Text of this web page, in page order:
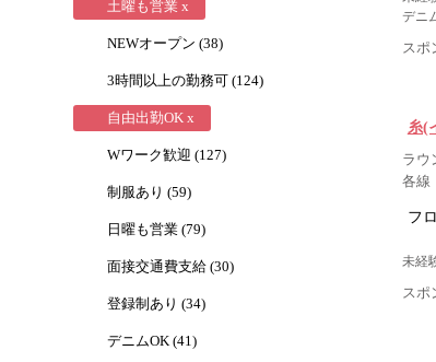
土曜も営業 x
NEWオープン (38)
3時間以上の勤務可 (124)
自由出勤OK x
Wワーク歓迎 (127)
制服あり (59)
日曜も営業 (79)
面接交通費支給 (30)
登録制あり (34)
デニムOK (41)
デニ
スポ
糸(
ラウ
各線
フ
未経
スポ